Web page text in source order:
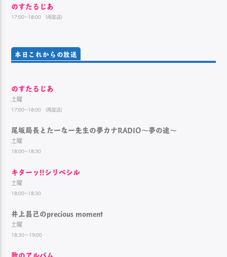
のすたるじあ
17:00~18:00 （再放送）
本日これからの放送
のすたるじあ
土曜
17:00~18:00 （再放送）
尾坂局長とたーなー先生の夢カナRADIO～夢の途～
土曜
18:00~18:30
キターッ!!シリベシル
土曜
18:00~18:30
井上昌己のprecious moment
土曜
18:30～19:00